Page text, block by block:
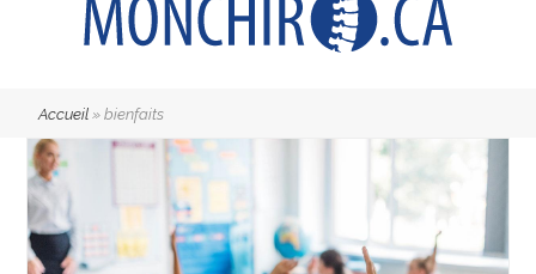
Accueil »bienfaits